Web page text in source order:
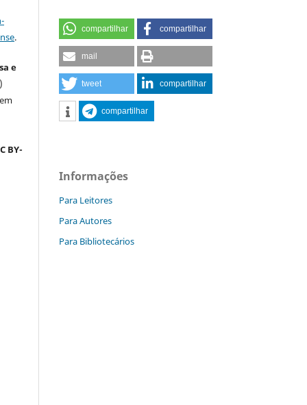
.
e
BY-
compartilhar compartilhar
mail
tweet compartilhar
compartilhar
Informações
Para Leitores
Para Autores
Para Bibliotecários